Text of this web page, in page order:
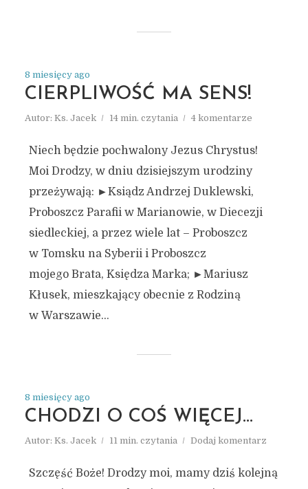
8 miesięcy ago
CIERPLIWOŚĆ MA SENS!
Autor: Ks. Jacek 14 min. czytania 4 komentarze
Niech będzie pochwalony Jezus Chrystus!
Moi Drodzy, w dniu dzisiejszym urodziny
przeżywają: ►Ksiądz Andrzej Duklewski,
Proboszcz Parafii w Marianowie, w Diecezji
siedleckiej, a przez wiele lat – Proboszcz
w Tomsku na Syberii i Proboszcz
mojego Brata, Księdza Marka; ►Mariusz
Kłusek, mieszkający obecnie z Rodziną
w Warszawie...
8 miesięcy ago
CHODZI O COŚ WIĘCEJ…
Autor: Ks. Jacek 11 min. czytania Dodaj komentarz
Szczęść Boże! Drodzy moi, mamy dziś kolejną